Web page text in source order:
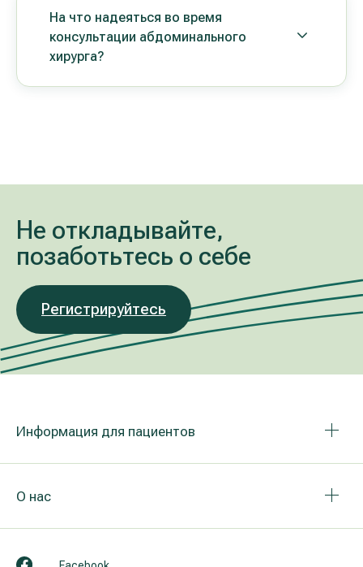
На что надеяться во время
консультации абдоминального
хирурга?
Не откладывайте,
позаботьтесь о себе
Регистрируйтесь
Информация для пациентов
О нас